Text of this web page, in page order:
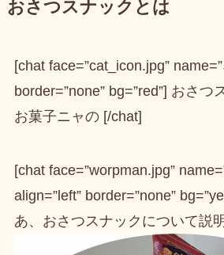
おさつスナックとは
[chat face=”cat_icon.jpg”
border=”none” bg=”red”] おさつ
お菓子ニャの [/chat]
[chat face=”worpman.jpg”
align=”left” border=”none”
あ、おさつスナックについて説